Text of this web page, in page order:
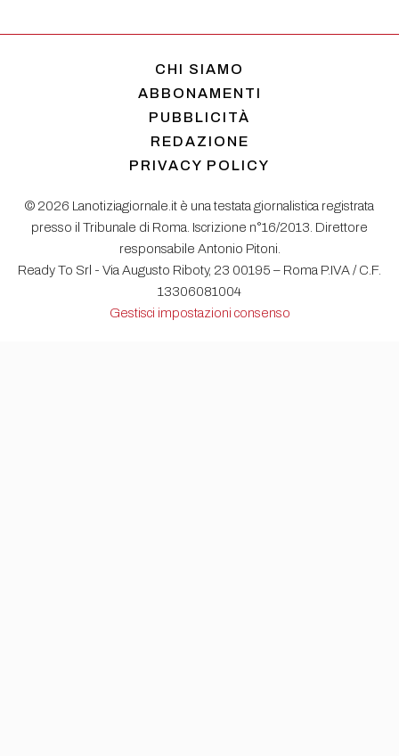
CHI SIAMO
ABBONAMENTI
PUBBLICITÀ
REDAZIONE
PRIVACY POLICY
© 2026 Lanotiziagiornale.it è una testata giornalistica registrata
presso il Tribunale di Roma. Iscrizione n°16/2013. Direttore
responsabile Antonio Pitoni.
Ready To Srl - Via Augusto Riboty, 23 00195 – Roma P.IVA / C.F.
13306081004
Gestisci impostazioni consenso